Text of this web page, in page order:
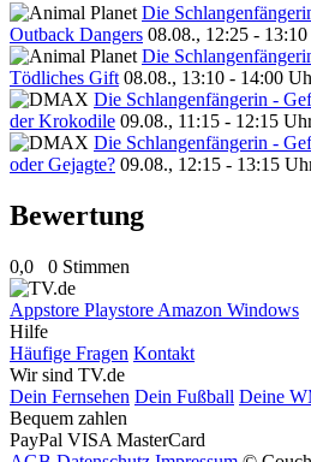
Die
Outback Dangers 08.08., 12:25 -
Die
Tödliches Gift 08.08., 13:10 - 14:00
Die Schlangenfängerin -
der Krokodile 09.08., 11:15 - 12:15
Die Schlangenfängerin -
oder Gejagte? 09.08., 12:15 - 13:15
Bewertung
0,0 0 Stimmen
Appstore Playstore Amazon Windows
Hilfe
Häufige Fragen Kontakt
Wir sind TV.de
Dein Fernsehen Dein Fußball Deine
Bequem zahlen
PayPal VISA MasterCard